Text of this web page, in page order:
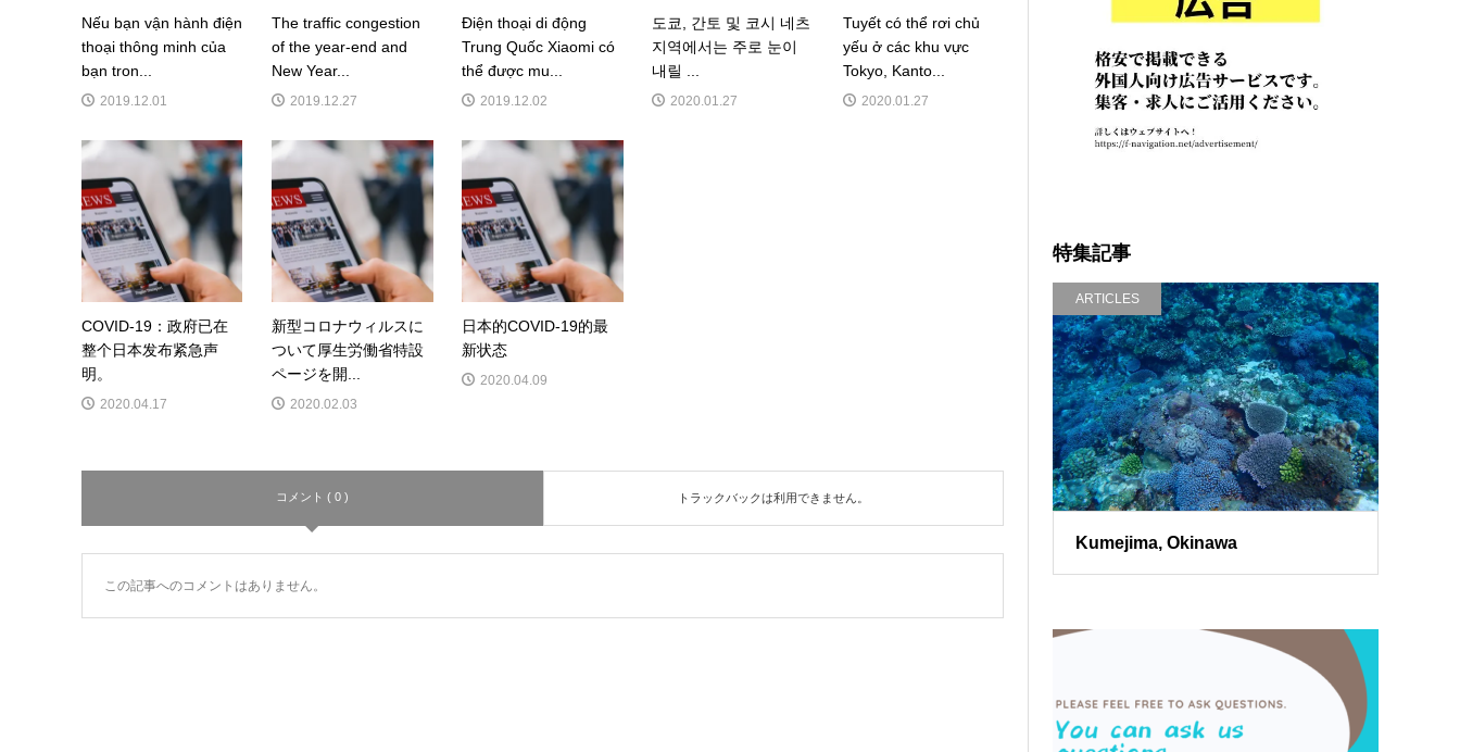
Nếu bạn vận hành điện
thoại thông minh của
bạn tron...
2019.12.01
The traffic congestion
of the year-end and
New Year...
2019.12.27
Điện thoại di động
Trung Quốc Xiaomi có
thể được mu...
2019.12.02
도쿄, 간토 및 코시 네츠
지역에서는 주로 눈이
내릴 ...
2020.01.27
Tuyết có thể rơi chủ
yếu ở các khu vực
Tokyo, Kanto...
2020.01.27
COVID-19：政府已在
整个日本发布紧急声
明。
2020.04.17
新型コロナウィルスに
ついて厚生労働省特設
ページを開...
2020.02.03
日本的COVID-19的最
新状态
2020.04.09
コメント ( 0 ) トラックバックは利用できません。
この記事へのコメントはありません。
特集記事
ARTICLES
Kumejima, Okinawa